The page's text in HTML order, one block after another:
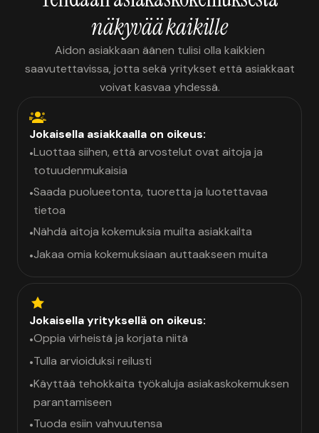
näkyvää kaikille
Aidon asiakkaan äänen tulisi olla kaikkien
saavutettavissa, jotta sekä yritykset että asiakkaat
voivat kasvaa yhdessä.
Jokaisella asiakkaalla on oikeus:
•Luottaa siihen, että arvostelut ovat aitoja ja
totuudenmukaisia
•Saada puolueetonta, tuoretta ja luotettavaa
tietoa
•Nähdä aitoja kokemuksia muilta asiakkailta
•Jakaa omia kokemuksiaan auttaakseen muita
Jokaisella yrityksellä on oikeus:
•Oppia virheistä ja korjata niitä
•Tulla arvioiduksi reilusti
•Käyttää tehokkaita työkaluja asiakaskokemuksen
parantamiseen
•Tuoda esiin vahvuutensa